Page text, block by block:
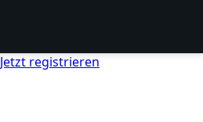
Jetzt registrieren